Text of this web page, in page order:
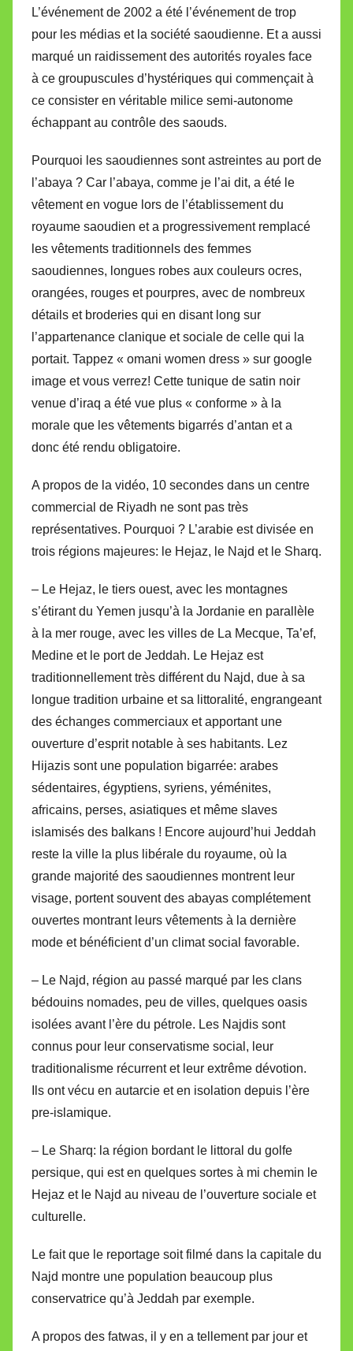
L’événement de 2002 a été l’événement de trop
pour les médias et la société saoudienne. Et a aussi
marqué un raidissement des autorités royales face
à ce groupuscules d’hystériques qui commençait à
ce consister en véritable milice semi-autonome
échappant au contrôle des saouds.
Pourquoi les saoudiennes sont astreintes au port de
l’abaya ? Car l’abaya, comme je l’ai dit, a été le
vêtement en vogue lors de l’établissement du
royaume saoudien et a progressivement remplacé
les vêtements traditionnels des femmes
saoudiennes, longues robes aux couleurs ocres,
orangées, rouges et pourpres, avec de nombreux
détails et broderies qui en disant long sur
l’appartenance clanique et sociale de celle qui la
portait. Tappez « omani women dress » sur google
image et vous verrez! Cette tunique de satin noir
venue d’iraq a été vue plus « conforme » à la
morale que les vêtements bigarrés d’antan et a
donc été rendu obligatoire.
A propos de la vidéo, 10 secondes dans un centre
commercial de Riyadh ne sont pas très
représentatives. Pourquoi ? L’arabie est divisée en
trois régions majeures: le Hejaz, le Najd et le Sharq.
– Le Hejaz, le tiers ouest, avec les montagnes
s’étirant du Yemen jusqu’à la Jordanie en parallèle
à la mer rouge, avec les villes de La Mecque, Ta’ef,
Medine et le port de Jeddah. Le Hejaz est
traditionnellement très différent du Najd, due à sa
longue tradition urbaine et sa littoralité, engrangeant
des échanges commerciaux et apportant une
ouverture d’esprit notable à ses habitants. Lez
Hijazis sont une population bigarrée: arabes
sédentaires, égyptiens, syriens, yéménites,
africains, perses, asiatiques et même slaves
islamisés des balkans ! Encore aujourd’hui Jeddah
reste la ville la plus libérale du royaume, où la
grande majorité des saoudiennes montrent leur
visage, portent souvent des abayas complétement
ouvertes montrant leurs vêtements à la dernière
mode et bénéficient d’un climat social favorable.
– Le Najd, région au passé marqué par les clans
bédouins nomades, peu de villes, quelques oasis
isolées avant l’ère du pétrole. Les Najdis sont
connus pour leur conservatisme social, leur
traditionalisme récurrent et leur extrême dévotion.
Ils ont vécu en autarcie et en isolation depuis l’ère
pre-islamique.
– Le Sharq: la région bordant le littoral du golfe
persique, qui est en quelques sortes à mi chemin le
Hejaz et le Najd au niveau de l’ouverture sociale et
culturelle.
Le fait que le reportage soit filmé dans la capitale du
Najd montre une population beaucoup plus
conservatrice qu’à Jeddah par exemple.
A propos des fatwas, il y en a tellement par jour et